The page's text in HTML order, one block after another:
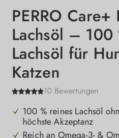
PERRO Care+
Lachsöl – 100
Lachsöl für
Katzen
10 Bewertungen
100 % reines Lachsöl
höchste Akzeptanz
Reich an Omega-3- &